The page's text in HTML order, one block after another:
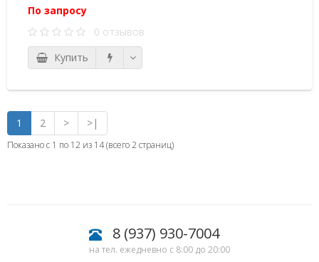
По запросу
0 отзывов
Купить
1 2 > >|
Показано с 1 по 12 из 14 (всего 2 страниц)
8 (937) 930-7004
на тел. ежедневно с 8:00 до 20:00